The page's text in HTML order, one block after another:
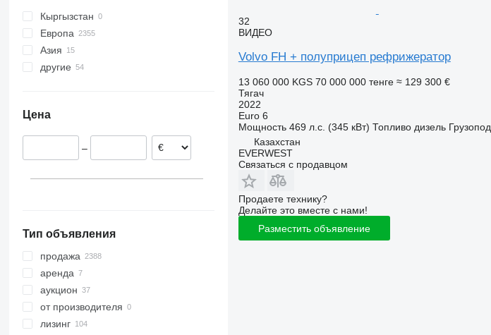
Кыргызстан
Европа
Нидерланды
Польша
Германия
Бельгия
Азия
Казахстан
Саудовская Аравия
другие
Чили
Цена
–
Тип объявления
продажа
аренда
аукцион
от производителя
лизинг
32
ВИДЕО
Volvo FH + полуприцеп рефрижератор
13 060 000 KGS 70 000 000 тенге ≈ 129 300 €
Тягач
2022
Euro 6
Мощность 469 л.с. (345 кВт) Топливо дизель Грузопод.
Казахстан
EVERWEST
Связаться с продавцом
Продаете технику?
Делайте это вместе с нами!
Разместить объявление